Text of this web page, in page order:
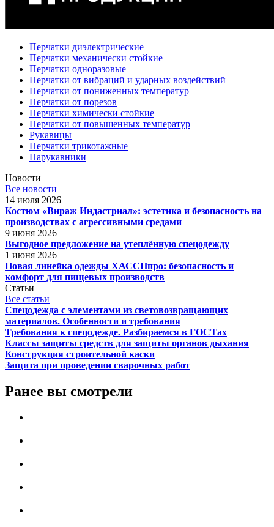
Перчатки диэлектрические
Перчатки механически стойкие
Перчатки одноразовые
Перчатки от вибраций и ударных воздействий
Перчатки от пониженных температур
Перчатки от порезов
Перчатки химически стойкие
Перчатки от повышенных температур
Рукавицы
Перчатки трикотажные
Нарукавники
Новости
Все новости
14 июля 2026
Костюм «Вираж Индастриал»: эстетика и безопасность на
производствах с агрессивными средами
9 июня 2026
Выгодное предложение на утеплённую спецодежду
1 июня 2026
Новая линейка одежды ХАССПпро: безопасность и
комфорт для пищевых производств
Статьи
Все статьи
Спецодежда с элементами из световозвращающих
материалов. Особенности и требования
Требования к спецодежде. Разбираемся в ГОСТах
Классы защиты средств для защиты органов дыхания
Конструкция строительной каски
Защита при проведении сварочных работ
Ранее вы смотрели